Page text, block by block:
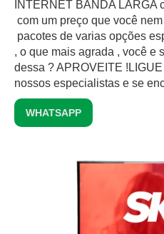
INTERNET BANDA LARGA
com um preço que você
pacotes de varias opções
, o que mais agrada , você e
dessa ? APROVEITE
nossos especialistas e se
WHATSAPP